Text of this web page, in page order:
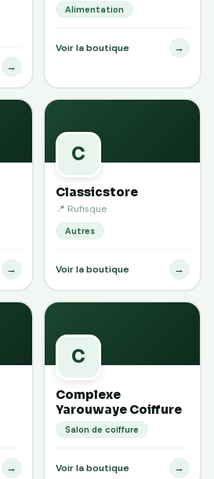
→
Alimentation
Voir la boutique →
→
C
Classicstore
📍 Rufisque
Autres
Voir la boutique →
→
C
Complexe
Yarouwaye Coiffure
Salon de coiffure
Voir la boutique →